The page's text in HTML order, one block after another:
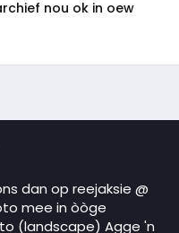
nou ok in oew
dan op reejaksie @
mee in òòge
(landscape) Agge 'n